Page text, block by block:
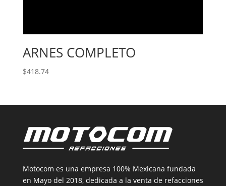
ARNES COMPLETO
$418.74
Motocom es una empresa 100% Mexicana fundada
en Mayo del 2018, dedicada a la venta de refacciones